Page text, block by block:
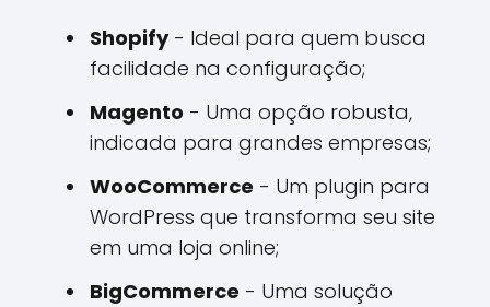
Shopify- Ideal para quem busca
facilidade na configuração;
Magento - Uma opção robusta,
indicada para grandes empresas;
WooCommerce - Um plugin para
WordPress que transforma seu site
em uma loja online;
BigCommerce - Uma solução